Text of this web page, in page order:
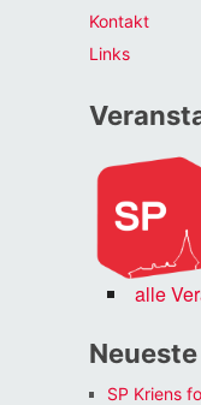
Kontakt
Links
alle
SP Kriens